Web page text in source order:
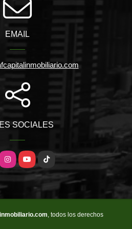
EMAIL
SOCIALES
YouTubeTikTok
, todos los derechos